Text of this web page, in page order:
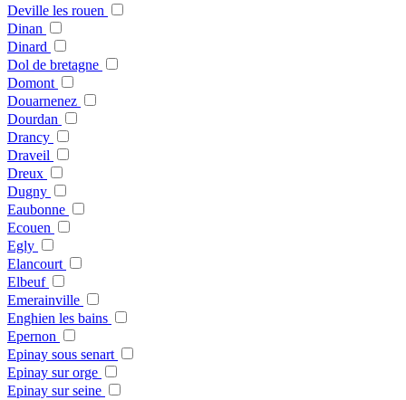
Deville les rouen
Dinan
Dinard
Dol de bretagne
Domont
Douarnenez
Dourdan
Drancy
Draveil
Dreux
Dugny
Eaubonne
Ecouen
Egly
Elancourt
Elbeuf
Emerainville
Enghien les bains
Epernon
Epinay sous senart
Epinay sur orge
Epinay sur seine